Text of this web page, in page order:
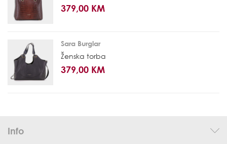
379,00 KM
Sara Burglar
Ženska torba
379,00 KM
Info